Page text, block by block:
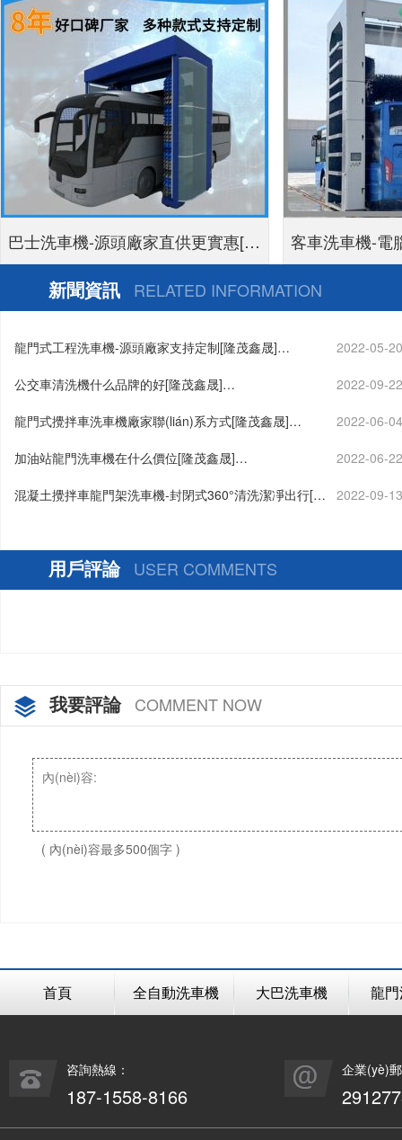
巴士洗車機-源頭廠家直供更實惠[隆
茂鑫晟]
客車洗車機-電
新聞資訊 RELATED INFORMATION
龍門式工程洗車機-源頭廠家支持定制[隆茂鑫晟]… 2022-05-
公交車清洗機什么品牌的好[隆茂鑫晟]… 2022-09-
龍門式攪拌車洗車機廠家聯(lián)系方式[隆茂鑫晟]… 2022-06-
加油站龍門洗車機在什么價位[隆茂鑫晟]… 2022-06-
混凝土攪拌車龍門架洗車機-封閉式360°清洗潔凈出行[隆
2022-09-
用戶評論 USER COMMENTS
我要評論 COMMENT NOW
( 內(nèi)容最多500個字 )
首頁 全自動洗車機 大巴洗車機 龍
咨詢熱線：
187-1558-8166
企業(yè)